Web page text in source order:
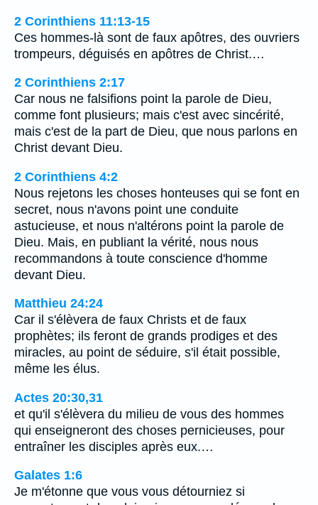
2 Corinthiens 11:13-15
Ces hommes-là sont de faux apôtres, des ouvriers
trompeurs, déguisés en apôtres de Christ.…
2 Corinthiens 2:17
Car nous ne falsifions point la parole de Dieu,
comme font plusieurs; mais c'est avec sincérité,
mais c'est de la part de Dieu, que nous parlons en
Christ devant Dieu.
2 Corinthiens 4:2
Nous rejetons les choses honteuses qui se font en
secret, nous n'avons point une conduite
astucieuse, et nous n'altérons point la parole de
Dieu. Mais, en publiant la vérité, nous nous
recommandons à toute conscience d'homme
devant Dieu.
Matthieu 24:24
Car il s'élèvera de faux Christs et de faux
prophètes; ils feront de grands prodiges et des
miracles, au point de séduire, s'il était possible,
même les élus.
Actes 20:30,31
et qu'il s'élèvera du milieu de vous des hommes
qui enseigneront des choses pernicieuses, pour
entraîner les disciples après eux.…
Galates 1:6
Je m'étonne que vous vous détourniez si